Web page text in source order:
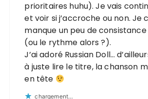
prioritaires huhu). Je vais
et voir si j’accroche ou non. Je
manque un peu de
(ou le rythme alors ?).
J’ai adoré Russian Doll…
à juste lire le titre, la chanson
en tête
chargement…